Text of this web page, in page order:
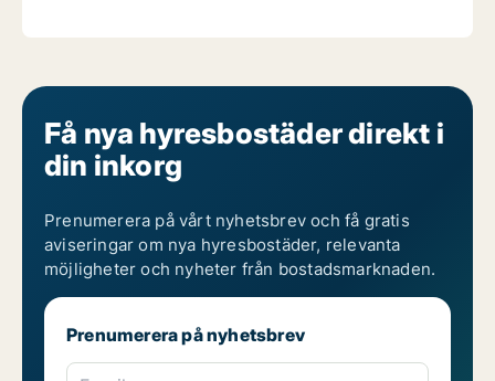
Få nya hyresbostäder direkt i
din inkorg
Prenumerera på vårt nyhetsbrev och få gratis
aviseringar om nya hyresbostäder, relevanta
möjligheter och nyheter från bostadsmarknaden.
Prenumerera på nyhetsbrev